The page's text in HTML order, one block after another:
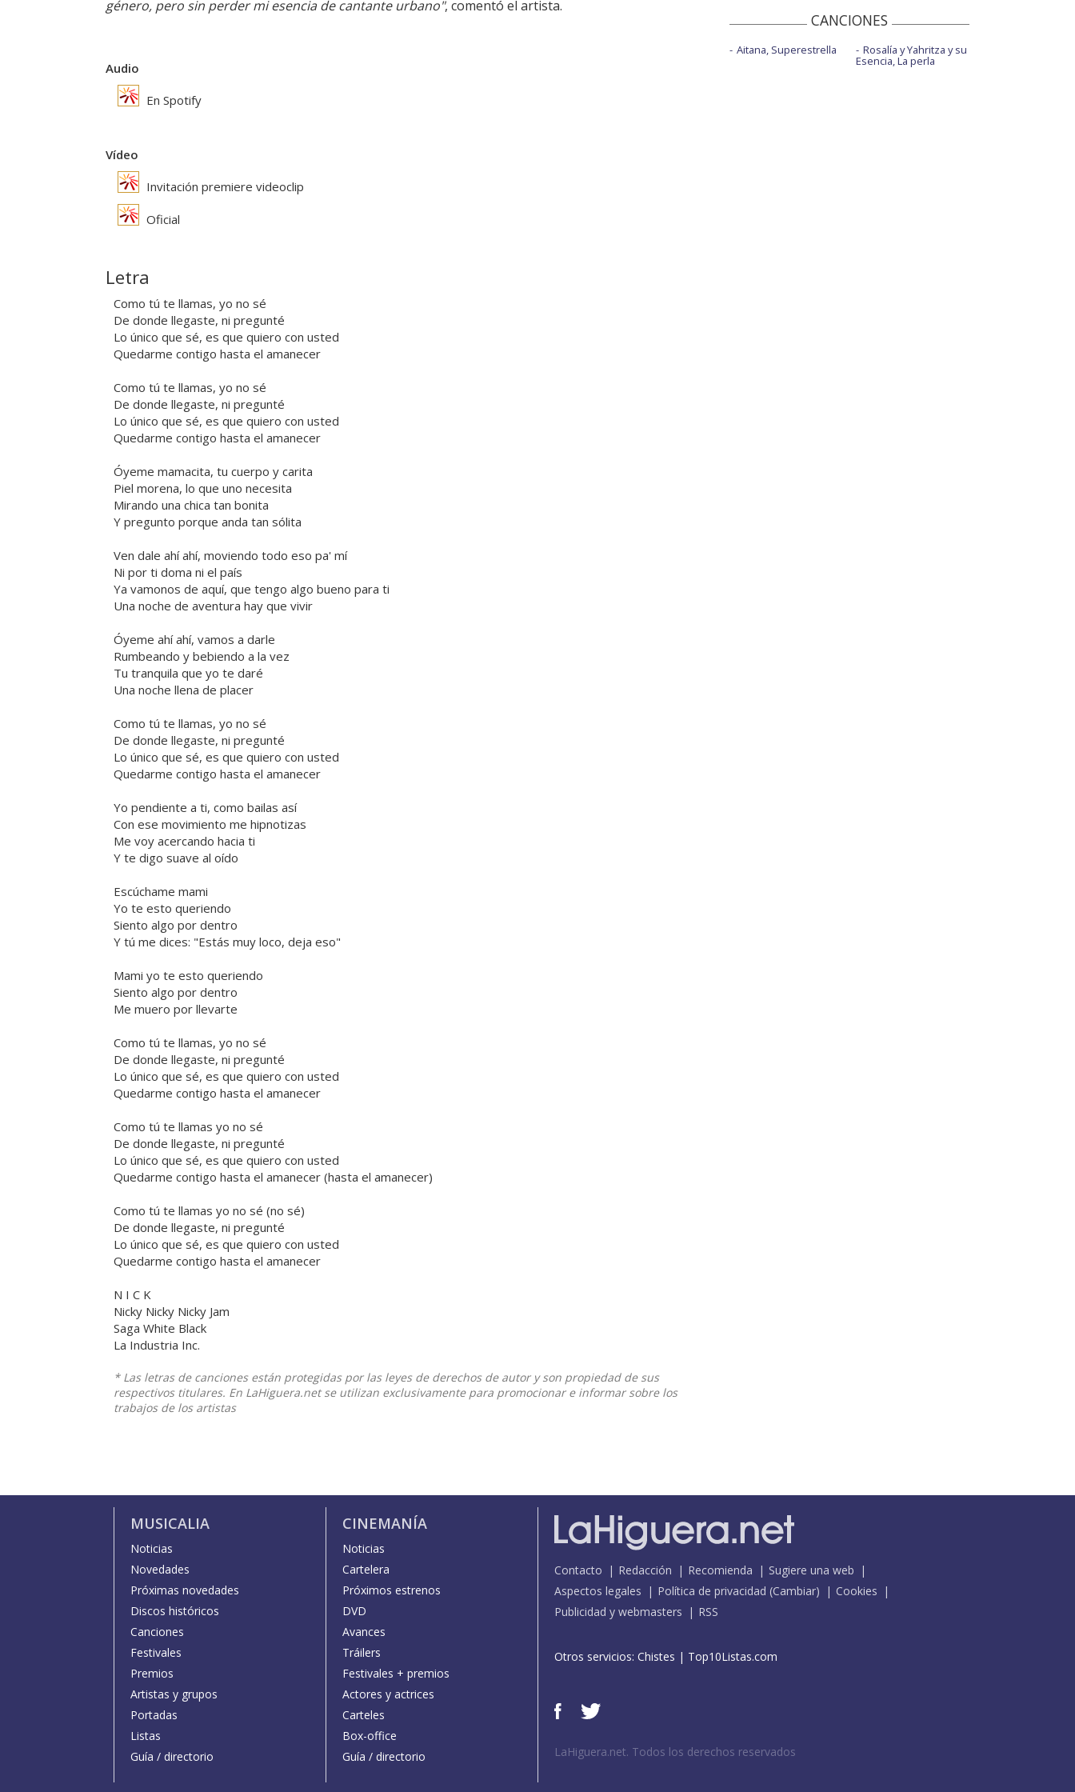
género, pero sin perder mi esencia de cantante urbano", comentó el artista.
Audio
En Spotify
Vídeo
Invitación premiere videoclip
Oficial
Letra
Como tú te llamas, yo no sé
De donde llegaste, ni pregunté
Lo único que sé, es que quiero con usted
Quedarme contigo hasta el amanecer
Como tú te llamas, yo no sé
De donde llegaste, ni pregunté
Lo único que sé, es que quiero con usted
Quedarme contigo hasta el amanecer
Óyeme mamacita, tu cuerpo y carita
Piel morena, lo que uno necesita
Mirando una chica tan bonita
Y pregunto porque anda tan sólita
Ven dale ahí ahí, moviendo todo eso pa' mí
Ni por ti doma ni el país
Ya vamonos de aquí, que tengo algo bueno para ti
Una noche de aventura hay que vivir
Óyeme ahí ahí, vamos a darle
Rumbeando y bebiendo a la vez
Tu tranquila que yo te daré
Una noche llena de placer
Como tú te llamas, yo no sé
De donde llegaste, ni pregunté
Lo único que sé, es que quiero con usted
Quedarme contigo hasta el amanecer
Yo pendiente a ti, como bailas así
Con ese movimiento me hipnotizas
Me voy acercando hacia ti
Y te digo suave al oído
Escúchame mami
Yo te esto queriendo
Siento algo por dentro
Y tú me dices: "Estás muy loco, deja eso"
Mami yo te esto queriendo
Siento algo por dentro
Me muero por llevarte
Como tú te llamas, yo no sé
De donde llegaste, ni pregunté
Lo único que sé, es que quiero con usted
Quedarme contigo hasta el amanecer
Como tú te llamas yo no sé
De donde llegaste, ni pregunté
Lo único que sé, es que quiero con usted
Quedarme contigo hasta el amanecer (hasta el amanecer)
Como tú te llamas yo no sé (no sé)
De donde llegaste, ni pregunté
Lo único que sé, es que quiero con usted
Quedarme contigo hasta el amanecer
N I C K
Nicky Nicky Nicky Jam
Saga White Black
La Industria Inc.
* Las letras de canciones están protegidas por las leyes de derechos de autor y son propiedad de sus
respectivos titulares. En LaHiguera.net se utilizan exclusivamente para promocionar e informar sobre los
trabajos de los artistas
CANCIONES
Aitana, Superestrella Rosalía y Yahritza y su
Esencia, La perla
MUSICALIA
Noticias
Novedades
Próximas novedades
Discos históricos
Canciones
Festivales
Premios
Artistas y grupos
Portadas
Listas
Guía / directorio
CINEMANÍA
Noticias
Cartelera
Próximos estrenos
DVD
Avances
Tráilers
Festivales + premios
Actores y actrices
Carteles
Box-office
Guía / directorio
Contacto Redacción Recomienda
Sugiere una web
Aspectos legales
Política de privacidad (Cambiar)
Cookies
Publicidad y webmasters
RSS
Otros servicios: Chistes | Top10Listas.com
LaHiguera.net. Todos los derechos reservados